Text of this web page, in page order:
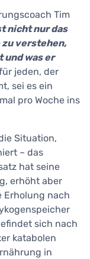
Tim
nicht nur das
zu verstehen,
und was er
jeden, der
sei es ein
pro Woche ins
Situation,
– das
hat seine
erhöht aber
Erholung nach
sich nach
katabolen
in